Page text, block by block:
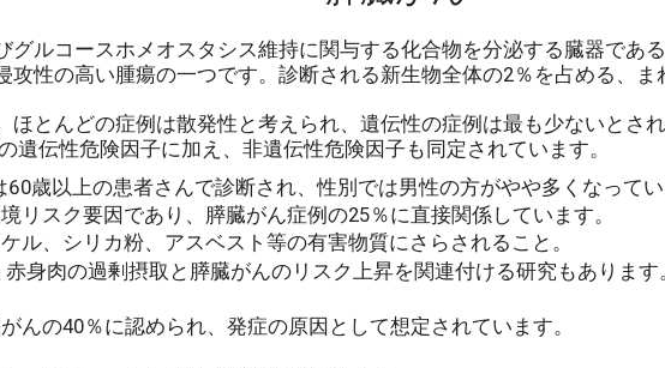
グルコースホメオスタシス維持に関与する化合物を分泌する臓器であ
性の高い腫瘍の一つです。診断される新生物全体の2％を占める、ま
ほとんどの症例は散発性と考えられ、遺伝性の症例は最も少ないとさ
遺伝性危険因子に加え、非遺伝性危険因子も同定されています。
歳以上の患者さんで診断され、性別では男性の方がやや多くなってい
リスク要因であり、膵臓がん症例の25％に直接関係しています。
ル、シリカ粉、アスベスト等の有害物質にさらされること。
身肉の過剰摂取と膵臓がんのリスク上昇を関連付ける研究もあります
んの40％に認められ、発症の原因として想定されています。